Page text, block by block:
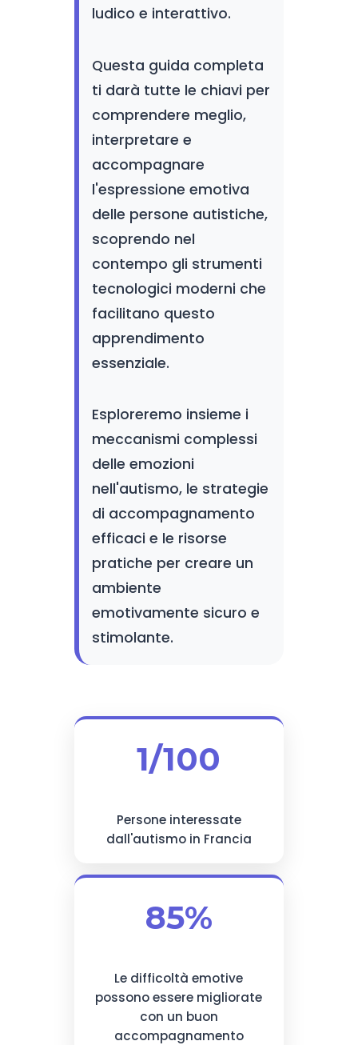
ludico e interattivo.
Questa guida completa
ti darà tutte le chiavi per
comprendere meglio,
interpretare e
accompagnare
l'espressione emotiva
delle persone autistiche,
scoprendo nel
contempo gli strumenti
tecnologici moderni che
facilitano questo
apprendimento
essenziale.
Esploreremo insieme i
meccanismi complessi
delle emozioni
nell'autismo, le strategie
di accompagnamento
efficaci e le risorse
pratiche per creare un
ambiente
emotivamente sicuro e
stimolante.
1/100
Persone interessate
dall'autismo in Francia
85%
Le difficoltà emotive
possono essere migliorate
con un buon
accompagnamento